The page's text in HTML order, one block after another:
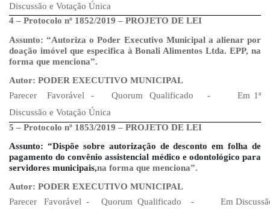
Discussão e Votação Única
4 – Protocolo nº 1852/2019 – PROJETO DE LEI
Assunto: “Autoriza o Poder Executivo Municipal a alienar por
doação imóvel que especifica à Bonali Alimentos Ltda. EPP, na
forma que menciona”.
Autor: PODER EXECUTIVO MUNICIPAL
Parecer
Favorável - Quorum Qualificado -
Em 1ª
Discussão e Votação Única
5 – Protocolo nº 1853/2019 – PROJETO DE LEI
Assunto: “Dispõe sobre autorização de desconto em folha de
pagamento do convênio assistencial médico e odontológico para
servidores municipais,na forma que menciona”.
Autor: PODER EXECUTIVO MUNICIPAL
Parecer
Favorável - Quorum Qualificado - Em